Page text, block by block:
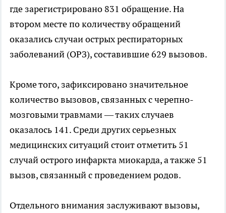
где зарегистрировано 831 обращение. На
втором месте по количеству обращений
оказались случаи острых респираторных
заболеваний (ОРЗ), составившие 629 вызовов.
Кроме того, зафиксировано значительное
количество вызовов, связанных с черепно-
мозговыми травмами — таких случаев
оказалось 141. Среди других серьезных
медицинских ситуаций стоит отметить 51
случай острого инфаркта миокарда, а также 51
вызов, связанный с проведением родов.
Отдельного внимания заслуживают вызовы,